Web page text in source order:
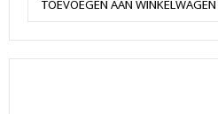
TOEVOEGEN AAN WINKELWAGEN